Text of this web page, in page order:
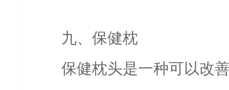
九、保健枕
保健枕头是一种可以改